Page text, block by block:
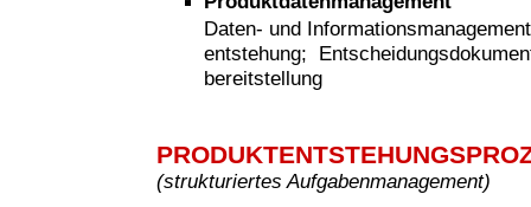
Daten- und
entstehung;
bereitstellung
(strukturiertes Aufgabenmanagement)